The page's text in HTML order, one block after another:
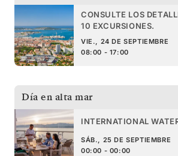
CONSULTE LOS
10 EXCURSIONES.
VIE., 24 DE SEPTIEMBRE
08:00 - 17:00
Día en alta mar
INTERNATIONAL
SÁB., 25 DE SEPTIEMBRE
00:00 - 00:00